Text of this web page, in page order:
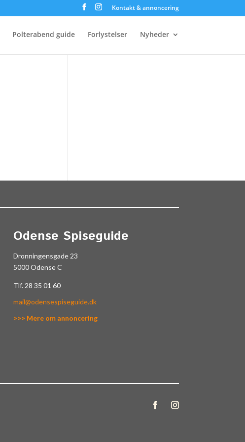
Kontakt & annoncering
Polterabend guide Forlystelser Nyheder
Odense Spiseguide
Dronningensgade 23
5000 Odense C
Tlf. 28 35 01 60
mail@odensespiseguide.dk
>>> Mere om annoncering